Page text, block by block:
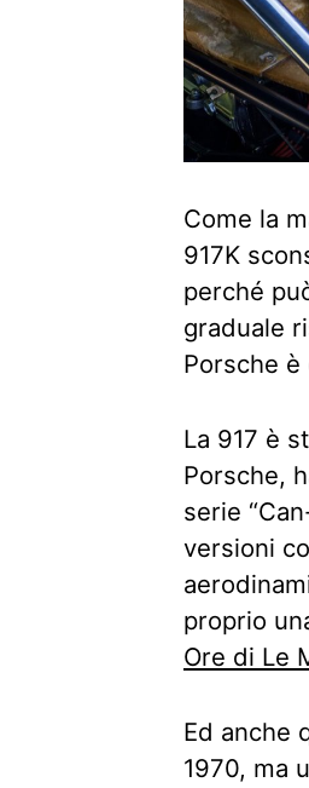
Come la
917K
perché
graduale
Porsche
La 917 è
Porsche,
serie
versioni
proprio
Ore di Le
Ed anche
1970, ma